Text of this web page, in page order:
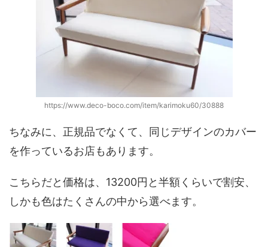
https://www.deco-boco.com/item/karimoku60/30888
ちなみに、正規品でなくて、同じデザインのカバー
を作っているお店もあります。
こちらだと価格は、13200円と半額くらいで割安、
しかも色はたくさんの中から選べます。